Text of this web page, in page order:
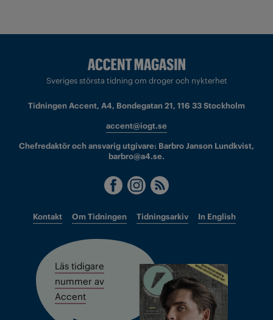
Sveriges största tidning om droger och nykterhet
Tidningen Accent, A4, Bondegatan 21, 116 33 Stockholm
accent@iogt.se
Chefredaktör och ansvarig utgivare: Barbro Janson Lundkvist,
barbro@a4.se.
Kontakt Om Tidningen Tidningsarkiv In English
Läs tidigare
nummer av
Accent